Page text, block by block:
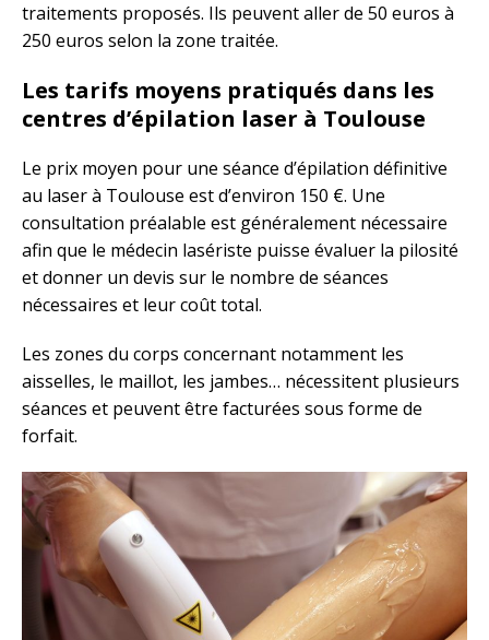
traitements proposés. Ils peuvent aller de 50 euros à
250 euros selon la zone traitée.
Les tarifs moyens pratiqués dans les
centres d’épilation laser à Toulouse
Le prix moyen pour une séance d’épilation définitive
au laser à Toulouse est d’environ 150 €. Une
consultation préalable est généralement nécessaire
afin que le médecin lasériste puisse évaluer la pilosité
et donner un devis sur le nombre de séances
nécessaires et leur coût total.
Les zones du corps concernant notamment les
aisselles, le maillot, les jambes… nécessitent plusieurs
séances et peuvent être facturées sous forme de
forfait.